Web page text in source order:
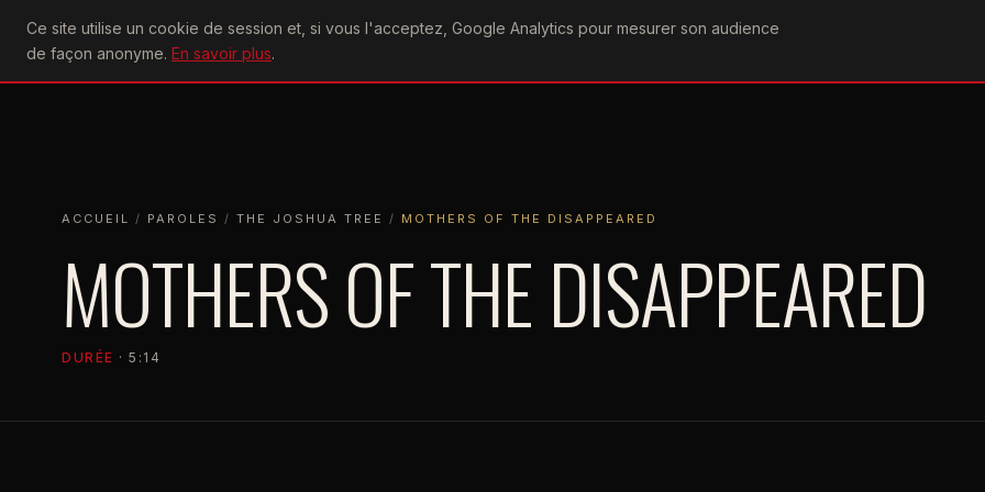
Ce site utilise un cookie de session et, si vous l'acceptez, Google Analytics pour mesurer son audience
de façon anonyme. En savoir plus.
U2achtung
ACCUEIL
ACTU CONCERTS DISCOGRAPHIEPAROLESVIDÉOGRAPHIEFORUMS
ACCUEIL / PAROLES / THE JOSHUA TREE / MOTHERS OF THE DISAPPEARED
MOTHERS OF THE DISAPPEARED
DURÉE · 5:14